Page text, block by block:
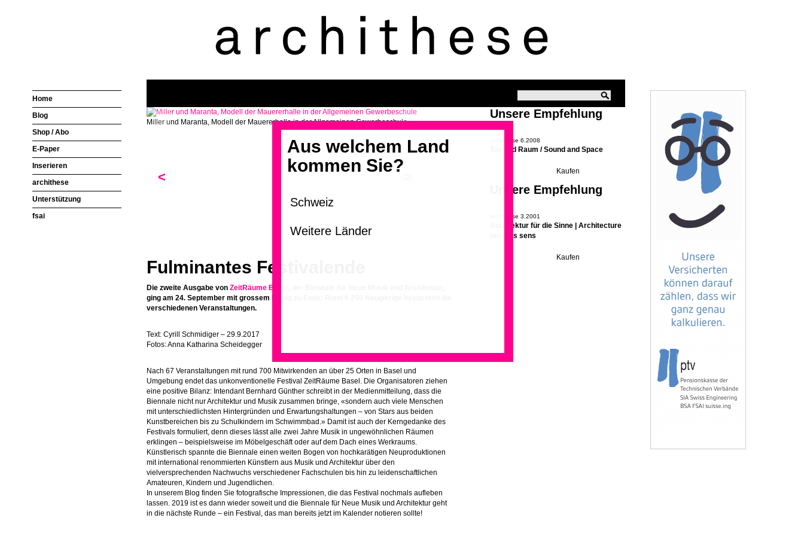
Aus welchem Land
kommen Sie?
Miller und Maranta, Modell der Mauererhalle in der Allgemeinen Gewerbeschule
<
Fulminantes Festivalende
Die zweite Ausgabe von ZeitRäume Basel
ging am 24. September mit grossem Erfolg zu Ende: Rund 6 250 Neugierige besuchten die
verschiedenen Veranstaltungen.
Text: Cyrill Schmidiger – 29.9.2017
Fotos: Anna Katharina Scheidegger
Nach 67 Veranstaltungen mit rund 700 Mitwirkenden an über 25 Orten in Basel und
Umgebung endet das unkonventionelle Festival ZeitRäume Basel. Die Organisatoren ziehen
eine positive Bilanz: Intendant Bernhard Günther schreibt in der Medienmitteilung, dass die
Biennale nicht nur Architektur und Musik zusammen bringe, «sondern auch viele Menschen
mit unterschiedlichsten Hintergründen und Erwartungshaltungen – von Stars aus beiden
Kunstbereichen bis zu Schulkindern im Schwimmbad.» Damit ist auch der Kerngedanke des
Festivals formuliert, denn dieses lässt alle zwei Jahre Musik in ungewöhnlichen Räumen
erklingen – beispielsweise im Möbelgeschäft oder auf dem Dach eines Werkraums.
Künstlerisch spannte die Biennale einen weiten Bogen von hochkarätigen Neuproduktionen
mit international renommierten Künstlern aus Musik und Architektur über den
vielversprechenden Nachwuchs verschiedener Fachschulen bis hin zu leidenschaftlichen
Amateuren, Kindern und Jugendlichen.
In unserem Blog finden Sie fotografische Impressionen, die das Festival nochmals aufleben
lassen. 2019 ist es dann wieder soweit und die Biennale für Neue Musik und Architektur geht
in die nächste Runde – ein Festival, das man bereits jetzt im Kalender notieren sollte!
Unsere Empfehlung
archithese 6.2008
Ton und Raum / Sound and Space
Unsere Empfehlung
archithese 3.2001
Architektur für die Sinne | Architecture
pour les sens
Home
Blog
Shop / Abo
E-Paper
Inserieren
archithese
Unterstützung
fsai